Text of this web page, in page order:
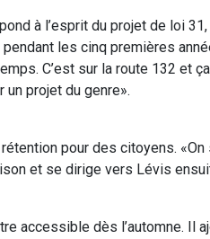
à l’esprit du projet de loi
les cinq premières
C’est sur la route 132 et
projet du genre».
pour des citoyens.
et se dirige vers Lévis
accessible dès l’automne. Il